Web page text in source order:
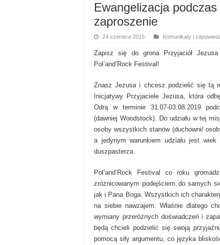
Ewangelizacja podczas
zaproszenie
24 czerwca 2019 Komunikaty i
Zapisz się do grona Przyjaciół
Pol’and’Rock Festival!
Znasz Jezusa i chcesz podzielić się tą
Inicjatywy Przyjaciele Jezusa, która
Odrą w terminie 31.07-03.08.2019
(dawniej Woodstock). Do udziału w tej
osoby wszystkich stanów (duchowni/
a jedynym warunkiem udziału jest wiek
duszpasterza.
Pol’and’Rock Festival co roku
zróżnicowanym podejściem do samych
jak i Pana Boga. Wszystkich ich
na siebie nawzajem. Właśnie dlatego
wymiany przeróżnych doświadczeń i
będą chcieli podzielić się swoją
pomocą siły argumentu, co języka